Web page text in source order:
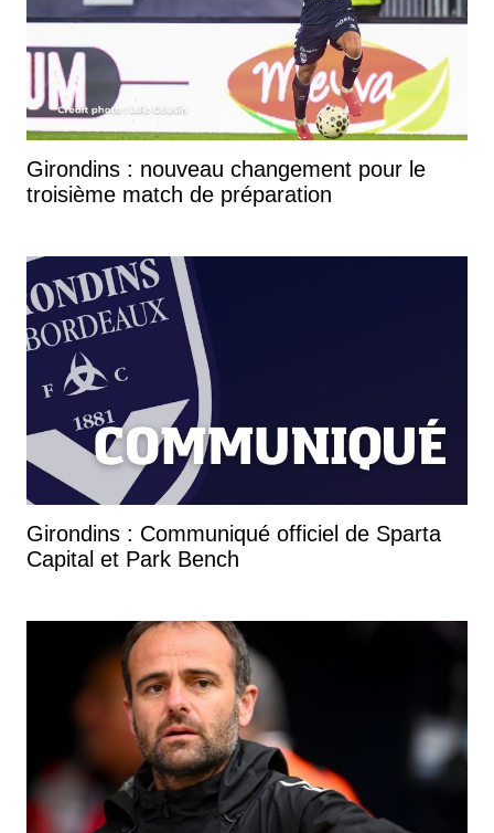
Girondins : nouveau changement pour le
troisième match de préparation
Girondins : Communiqué officiel de Sparta
Capital et Park Bench